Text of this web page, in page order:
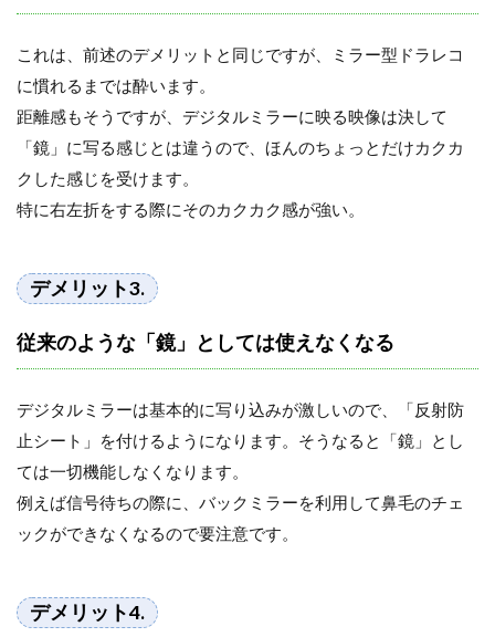
これは、前述のデメリットと同じですが、ミラー型ドラレコ
に慣れるまでは酔います。
距離感もそうですが、デジタルミラーに映る映像は決して
「鏡」に写る感じとは違うので、ほんのちょっとだけカクカ
クした感じを受けます。
特に右左折をする際にそのカクカク感が強い。
デメリット3.
従来のような「鏡」としては使えなくなる
デジタルミラーは基本的に写り込みが激しいので、「反射防
止シート」を付けるようになります。そうなると「鏡」とし
ては一切機能しなくなります。
例えば信号待ちの際に、バックミラーを利用して鼻毛のチェ
ックができなくなるので要注意です。
デメリット4.